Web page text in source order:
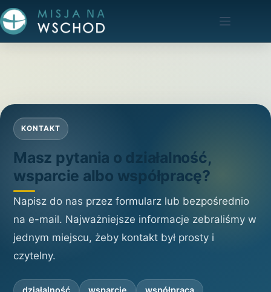
Przejdź
do
KONTAKT
Masz pytania o działalność,
wsparcie albo współpracę?
Napisz do nas przez formularz lub bezpośrednio
na e-mail. Najważniejsze informacje zebraliśmy w
jednym miejscu, żeby kontakt był prosty i
czytelny.
działalność wsparcie współpraca